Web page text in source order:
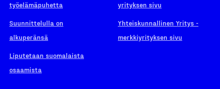
työelämäpuhetta
Suunnittelulla on
alkuperänsä
Liputetaan suomalaista
osaamista
yrityksen sivu
Yhteiskunnallinen Yritys -
merkkiyrityksen sivu